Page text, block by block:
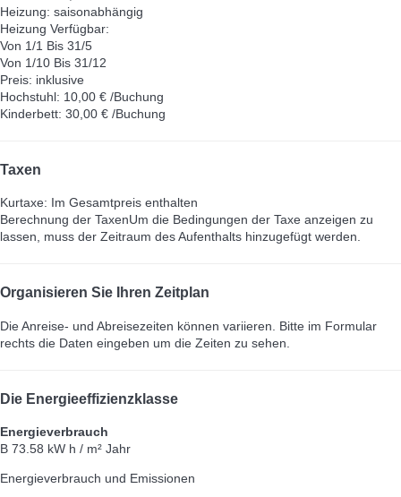
Heizung: saisonabhängig
Heizung Verfügbar:
Von 1/1 Bis 31/5
Von 1/10 Bis 31/12
Preis: inklusive
Hochstuhl: 10,00 € /Buchung
Kinderbett: 30,00 € /Buchung
Taxen
Kurtaxe: Im Gesamtpreis enthalten
Berechnung der TaxenUm die Bedingungen der Taxe anzeigen zu
lassen, muss der Zeitraum des Aufenthalts hinzugefügt werden.
Organisieren Sie Ihren Zeitplan
Die Anreise- und Abreisezeiten können variieren. Bitte im Formular
rechts die Daten eingeben um die Zeiten zu sehen.
Die Energieeffizienzklasse
Energieverbrauch
B 73.58 kW h / m² Jahr
Energieverbrauch und Emissionen